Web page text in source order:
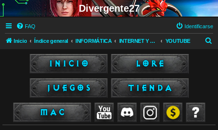
Divergente27
FAQ Identificarse
Inicio Índice general INFORMÁTICA INTERNET Y REDES SOCIALES YOUTUBE